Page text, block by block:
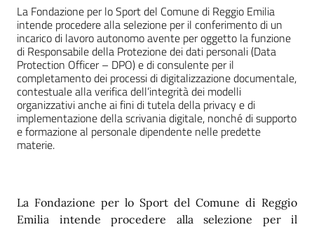
La Fondazione per lo Sport del Comune di Reggio Emilia
intende procedere alla selezione per il conferimento di un
incarico di lavoro autonomo avente per oggetto la funzione
di Responsabile della Protezione dei dati personali (Data
Protection Officer – DPO) e di consulente per il
completamento dei processi di digitalizzazione documentale,
contestuale alla verifica dell’integrità dei modelli
organizzativi anche ai fini di tutela della privacy e di
implementazione della scrivania digitale, nonché di supporto
e formazione al personale dipendente nelle predette
materie.
La Fondazione per lo Sport del Comune di Reggio
Emilia intende procedere alla selezione per il